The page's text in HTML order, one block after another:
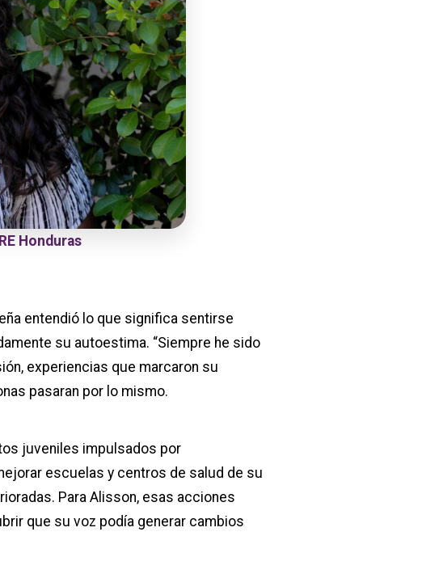
Honduras
entendió lo que significa sentirse
su autoestima. “Siempre he sido
experiencias que marcaron su
pasaran por lo mismo.
juveniles impulsados por
escuelas y centros de salud de su
Para Alisson, esas acciones
que su voz podía generar cambios